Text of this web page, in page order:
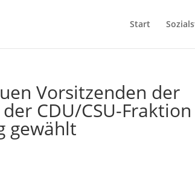
Start
Vorsitzenden der
CDU/CSU-
gewählt